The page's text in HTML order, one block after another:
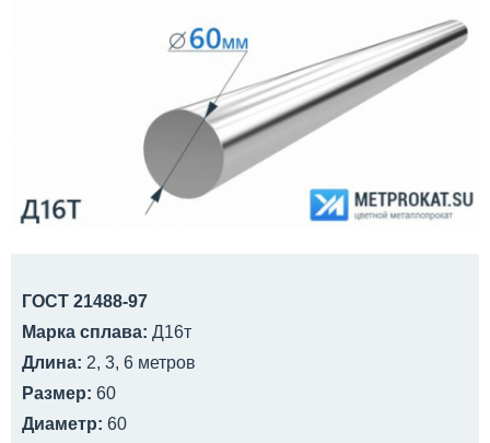
ГОСТ 21488-97
Марка сплава: Д16т
Длина: 2, 3, 6 метров
Размер: 60
Диаметр: 60